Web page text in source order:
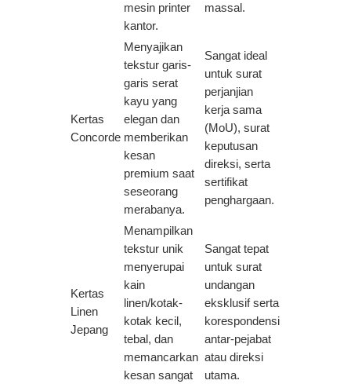
mesin printer
kantor.
massal.
Kertas
Concorde
Menyajikan
tekstur garis-
garis serat
kayu yang
elegan dan
memberikan
kesan
premium saat
seseorang
merabanya.
Sangat ideal
untuk surat
perjanjian
kerja sama
(MoU), surat
keputusan
direksi, serta
sertifikat
penghargaan.
Kertas
Linen
Jepang
Menampilkan
tekstur unik
menyerupai
kain
linen/kotak-
kotak kecil,
tebal, dan
memancarkan
kesan sangat
Sangat tepat
untuk surat
undangan
eksklusif serta
korespondensi
antar-pejabat
atau direksi
utama.